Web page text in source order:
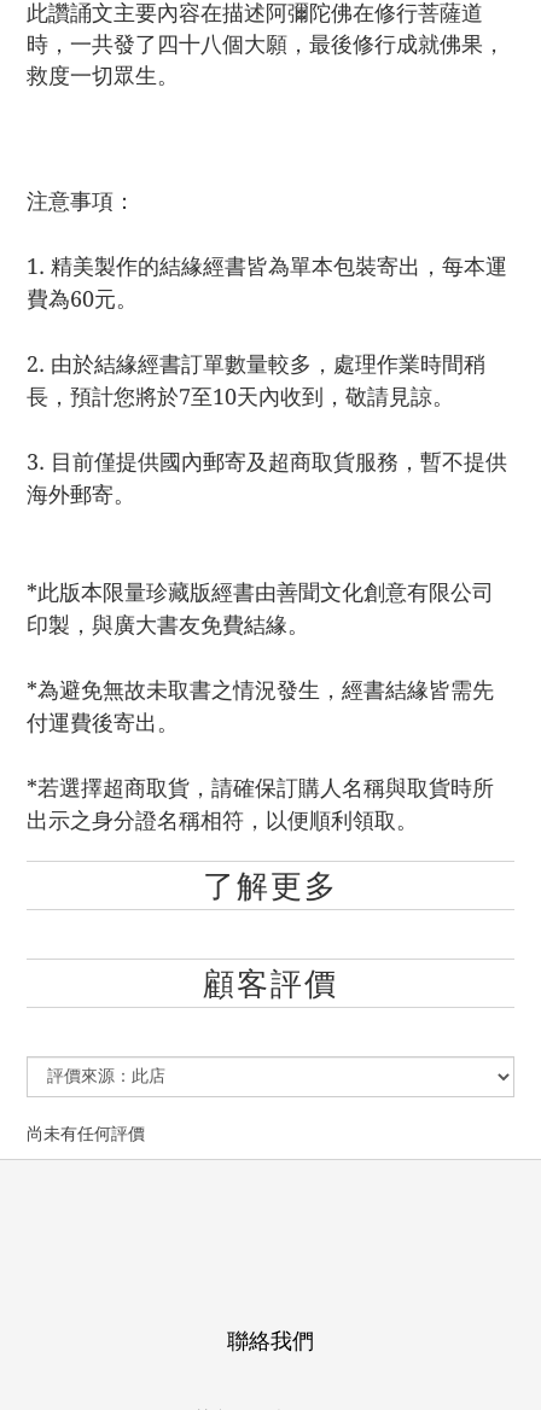
此讚誦文主要內容在描述阿彌陀佛在修行菩薩道
時，一共發了四十八個大願，最後修行成就佛果，
救度一切眾生。
注意事項：
1. 精美製作的結緣經書皆為單本包裝寄出，每本運
費為60元。
2. 由於結緣經書訂單數量較多，處理作業時間稍
長，預計您將於7至10天內收到，敬請見諒。
3. 目前僅提供國內郵寄及超商取貨服務，暫不提供
海外郵寄。
*此版本限量珍藏版經書由善聞文化創意有限公司
印製，與廣大書友免費結緣。
*為避免無故未取書之情況發生，經書結緣皆需先
付運費後寄出。
*若選擇超商取貨，請確保訂購人名稱與取貨時所
出示之身分證名稱相符，以便順利領取。
了解更多
顧客評價
尚未有任何評價
聯絡我們